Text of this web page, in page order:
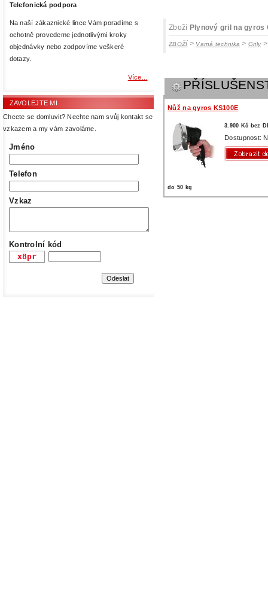
Telefonická podpora
Na naší zákaznické lince Vám poradíme s
ochotně provedeme jednotlivými kroky
objednávky nebo zodpovíme veškeré
dotazy.
Více...
ZAVOLEJTE MI
Chcete se domluvit? Nechte nam svůj kontakt se
vzkazem a my vám zavoláme.
Jméno
Telefon
Vzkaz
Kontrolní kód
Zboží Plynový gril na gyros
ZBOŽÍ > Varná technika > Grily
Nůž na gyros KS100E
3.900 Kč bez
Dostupnost:
do 50 kg